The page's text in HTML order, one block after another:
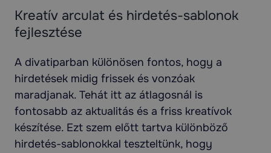
Kreatív arculat és hirdetés-sablonok
fejlesztése
A divatiparban különösen fontos, hogy a
hirdetések midig frissek és vonzóak
maradjanak. Tehát itt az átlagosnál is
fontosabb az aktualitás és a friss kreatívok
készítése. Ezt szem előtt tartva különböző
hirdetés-sablonokkal teszteltünk, hogy